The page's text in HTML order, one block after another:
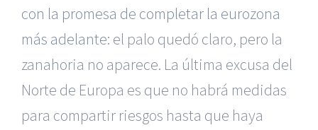
con la promesa de completar la eurozona
más adelante: el palo quedó claro, pero la
zanahoria no aparece. La última excusa del
Norte de Europa es que no habrá medidas
para compartir riesgos hasta que haya